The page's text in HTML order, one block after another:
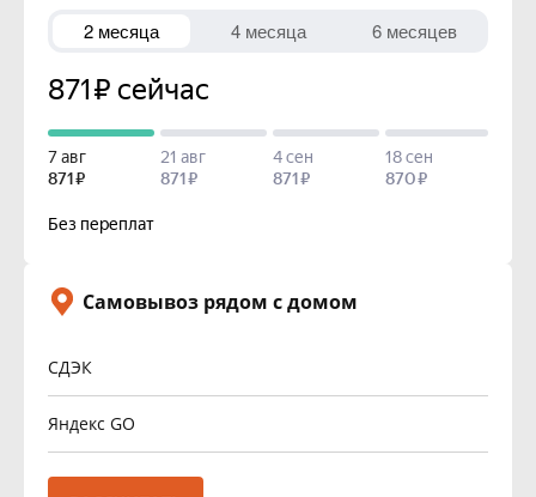
Самовывоз рядом с домом
СДЭК
Яндекс GO